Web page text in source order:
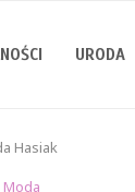
URODA
Hasiak
Moda